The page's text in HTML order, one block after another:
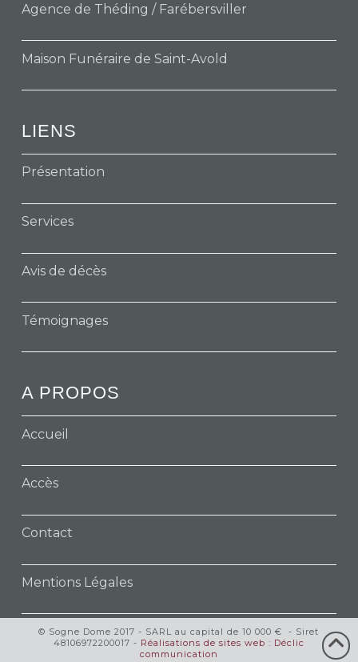
Agence de Théding / Farébersviller
Maison Funéraire de Saint-Avold
LIENS
Présentation
Services
Avis de décès
Témoignages
A PROPOS
Accueil
Accès
Contact
Mentions Légales
© Sogne Dome 2017 - SARL au capital de 10 000 € - Siret
48106972200017 - Réalisations de sites web : Déclic
communication